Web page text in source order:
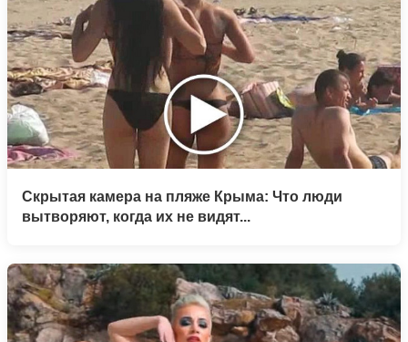
Скрытая камера на пляже Крыма: Что люди
вытворяют, когда их не видят...